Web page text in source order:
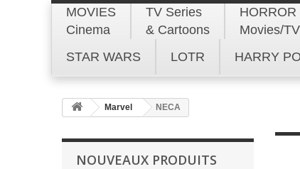
MOVIES
Cinema
TV Series
& Cartoons
HORROR
Movies/TV
STAR WARS LOTR HARRY
Marvel NECA
NOUVEAUX PRODUITS